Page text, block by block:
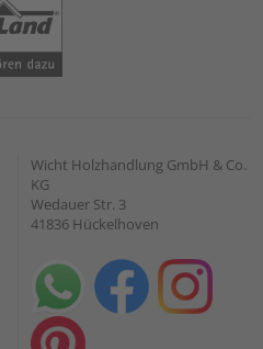
Wicht Holzhandlung GmbH & Co.
KG
Wedauer Str. 3
41836 Hückelhoven